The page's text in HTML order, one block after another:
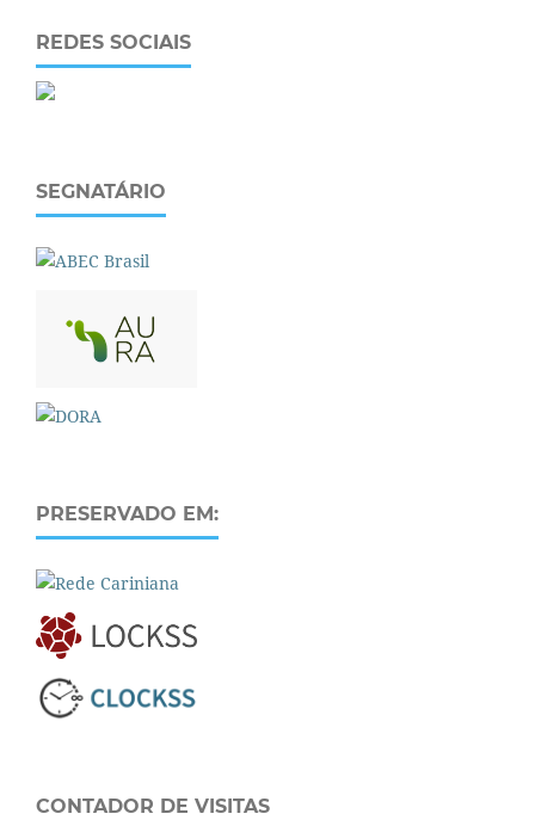
REDES SOCIAIS
SEGNATÁRIO
PRESERVADO EM:
CONTADOR DE VISITAS